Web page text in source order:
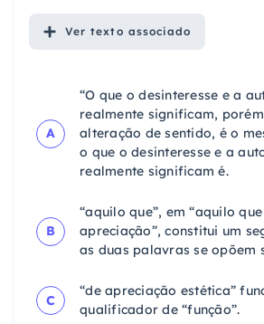
Ver texto associado
A
“O que o desinteresse e a
realmente significam,
alteração de sentido, é o
o que o desinteresse e a
realmente significam é.
B
“aquilo que”, em “aquilo
apreciação”, constitui um
as duas palavras se opõem
C
“de apreciação estética”
qualificador de “função”.